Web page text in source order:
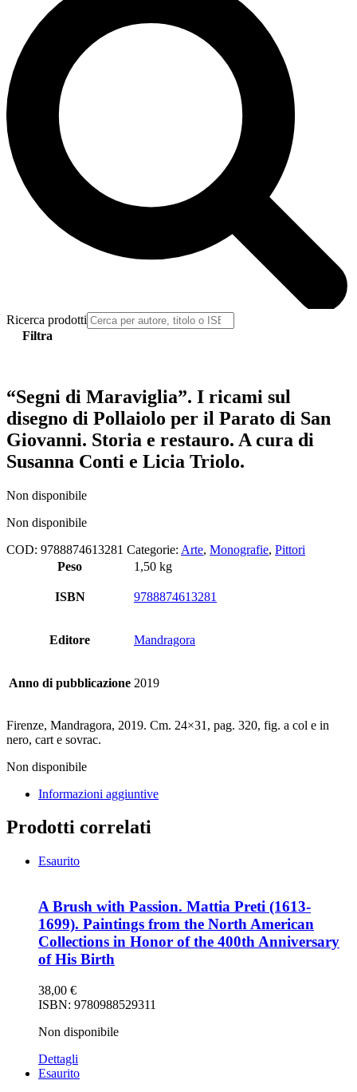
Ricerca prodotti
Filtra
“Segni di Maraviglia”. I ricami sul
disegno di Pollaiolo per il Parato di San
Giovanni. Storia e restauro. A cura di
Susanna Conti e Licia Triolo.
Non disponibile
Non disponibile
COD: 9788874613281 Categorie: Arte, Monografie, Pittori
Peso
1,50 kg
ISBN 9788874613281
Editore Mandragora
Anno di pubblicazione 2019
Firenze, Mandragora, 2019. Cm. 24×31, pag. 320, fig. a col e in
nero, cart e sovrac.
Non disponibile
Informazioni aggiuntive
Prodotti correlati
Esaurito
A Brush with Passion. Mattia Preti (1613-
1699). Paintings from the North American
Collections in Honor of the 400th Anniversary
of His Birth
38,00 €
ISBN: 9780988529311
Non disponibile
Dettagli
Esaurito